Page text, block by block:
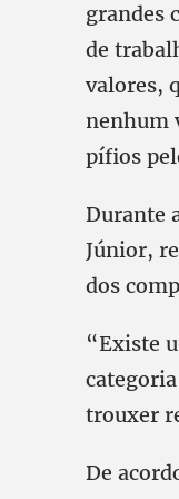
grandes
de
valores,
nenhum
pífios
Durante
Júnior,
dos
“Existe
trouxer
De